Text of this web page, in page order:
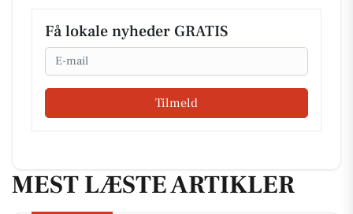
Få lokale nyheder GRATIS
Email
Tilmeld
MEST LÆSTE ARTIKLER